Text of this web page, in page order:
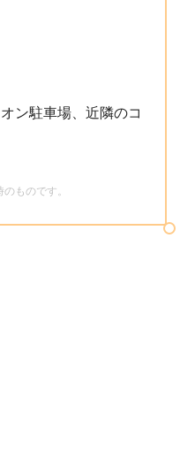
ン駐車場、近隣のコ
ものです。